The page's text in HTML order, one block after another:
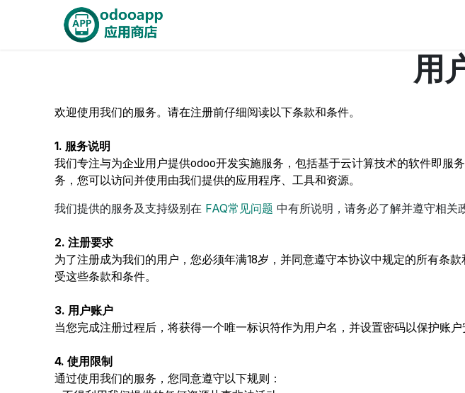
Skip to Content
用
欢迎使用我们的服务。请在注册前仔细阅读以下条款和条件。
1. 服务说明
我们专注与为企业用户提供odoo开发实施服务，包括基于云计算技术的软件即服
务，您可以访问并使用由我们提供的应用程序、工具和资源。
我们提供的服务及支持级别在 FAQ常见问题 中有所说明，请务必了解并遵守相关
2. 注册要求
为了注册成为我们的用户，您必须年满18岁，并同意遵守本协议中规定的所有条
受这些条款和条件。
3. 用户账户
当您完成注册过程后，将获得一个唯一标识符作为用户名，并设置密码以保护账
4. 使用限制
通过使用我们的服务，您同意遵守以下规则：